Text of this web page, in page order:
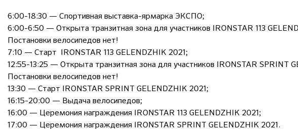
6:00-18:30 — Спортивная выставка-ярмарка ЭКСПО;
6:00-6:50 — Открыта транзитная зона для участников IRONSTAR 113
Постановки велосипедов нет!
7:10 — Старт IRONSTAR 113 GELENDZHIK 2021;
12:55-13:25 — Открыта транзитная зона для участников IRONSTAR SPRINT
Постановки велосипедов нет!
13:30 — Старт IRONSTAR SPRINT GELENDZHIK 2021;
16:15-20:00 — Выдача велосипедов;
16:00 — Церемония награждения IRONSTAR 113 GELENDZHIK 2021;
17:00 — Церемония награждения IRONSTAR SPRINT GELENDZHIK 2021.